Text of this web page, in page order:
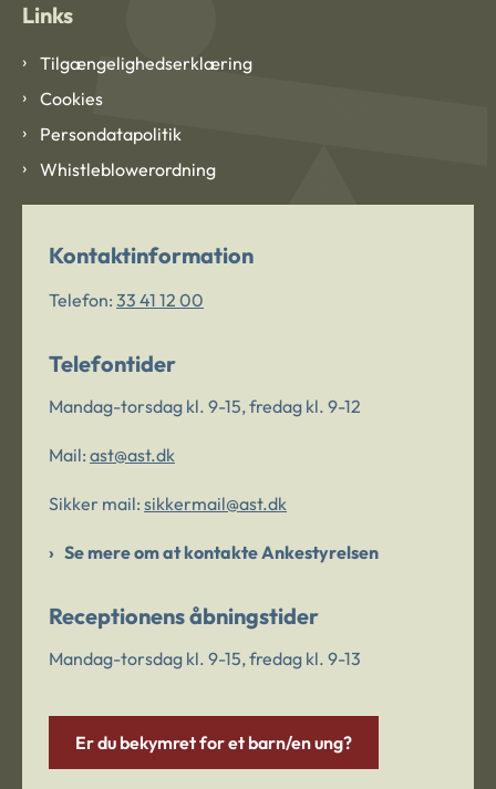
Links
Tilgængelighedserklæring
Cookies
Persondatapolitik
Whistleblowerordning
Kontaktinformation
Telefon: 33 41 12 00
Telefontider
Mandag-torsdag kl. 9-15, fredag kl. 9-12
Mail: ast@ast.dk
Sikker mail: sikkermail@ast.dk
Se mere om at kontakte Ankestyrelsen
Receptionens åbningstider
Mandag-torsdag kl. 9-15, fredag kl. 9-13
Er du bekymret for et barn/en ung?